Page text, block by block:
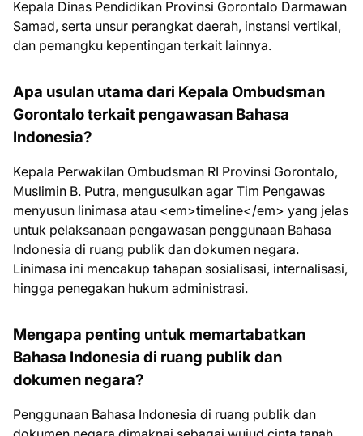
Kepala Dinas Pendidikan Provinsi Gorontalo Darmawan
Samad, serta unsur perangkat daerah, instansi vertikal,
dan pemangku kepentingan terkait lainnya.
Apa usulan utama dari Kepala Ombudsman
Gorontalo terkait pengawasan Bahasa
Indonesia?
Kepala Perwakilan Ombudsman RI Provinsi Gorontalo,
Muslimin B. Putra, mengusulkan agar Tim Pengawas
menyusun linimasa atau <em>timeline</em> yang jelas
untuk pelaksanaan pengawasan penggunaan Bahasa
Indonesia di ruang publik dan dokumen negara.
Linimasa ini mencakup tahapan sosialisasi, internalisasi,
hingga penegakan hukum administrasi.
Mengapa penting untuk memartabatkan
Bahasa Indonesia di ruang publik dan
dokumen negara?
Penggunaan Bahasa Indonesia di ruang publik dan